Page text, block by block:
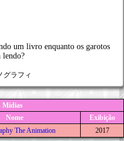
um livro enquanto os garotos
lendo?
グラフィ
Mídias
Nome
Exibição
The Animation 2017